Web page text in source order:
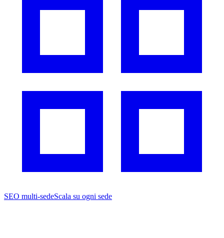
SEO multi-sedeScala su ogni sede